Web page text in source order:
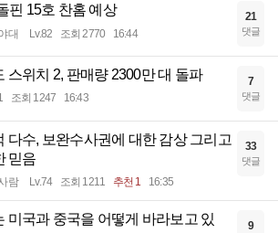
핀 15호 찬홈 예상
대 Lv.82 조회 2770 16:44
21
댓글
스위치 2, 판매량 2300만 대 돌파
조회 1247 16:43
7
댓글
다수, 보완수사권에 대한 감상 그리고
믿음
람 Lv.74 조회 1211 추천 1 16:35
33
댓글
미국과 중국을 어떻게 바라보고 있
9